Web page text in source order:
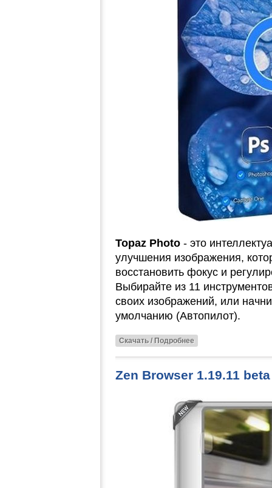
Topaz Photo - это
улучшения изображения,
восстановить фокус и
Выбирайте из 11
своих изображений, или
умолчанию (Автопилот).
Скачать / Подробнее
Zen Browser 1.19.11 beta